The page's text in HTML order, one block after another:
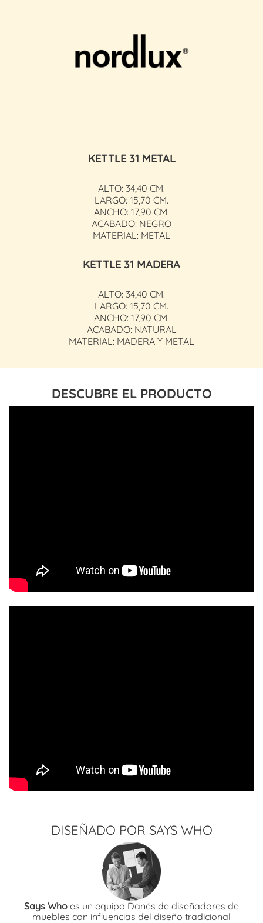
KETTLE 31 METAL
ALTO: 34,40 CM.
LARGO: 15,70 CM.
ANCHO: 17,90 CM.
ACABADO: NEGRO
MATERIAL: METAL
KETTLE 31 MADERA
ALTO: 34,40 CM.
LARGO: 15,70 CM.
ANCHO: 17,90 CM.
ACABADO: NATURAL
MATERIAL: MADERA Y METAL
DESCUBRE EL PRODUCTO
DISEÑADO POR SAYS WHO
Says Who es un equipo Danés de diseñadores de
muebles con influencias del diseño tradicional